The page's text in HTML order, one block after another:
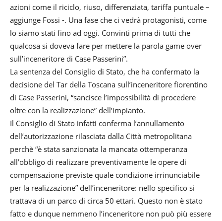
azioni come il riciclo, riuso, differenziata, tariffa puntuale –
aggiunge Fossi -. Una fase che ci vedrà protagonisti, come
lo siamo stati fino ad oggi. Convinti prima di tutti che
qualcosa si doveva fare per mettere la parola game over
sull’inceneritore di Case Passerini”.
La sentenza del Consiglio di Stato, che ha confermato la
decisione del Tar della Toscana sull’inceneritore fiorentino
di Case Passerini, “sancisce l’impossibilità di procedere
oltre con la realizzazione” dell’impianto.
Il Consiglio di Stato infatti conferma l’annullamento
dell’autorizzazione rilasciata dalla Città metropolitana
perchè “è stata sanzionata la mancata ottemperanza
all’obbligo di realizzare preventivamente le opere di
compensazione previste quale condizione irrinunciabile
per la realizzazione” dell’inceneritore: nello specifico si
trattava di un parco di circa 50 ettari. Questo non è stato
fatto e dunque nemmeno l’inceneritore non può più essere